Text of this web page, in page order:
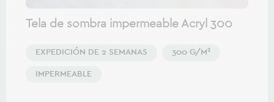
Tela de sombra impermeable Acryl 300
EXPEDICIÓN DE 2 SEMANAS 300 G/M²
IMPERMEABLE